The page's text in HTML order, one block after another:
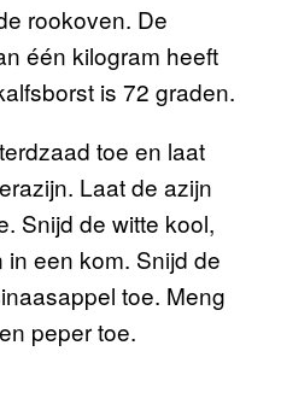
rookoven. De
één kilogram heeft
is 72 graden.
toe en laat
Laat de azijn
Snijd de witte kool,
een kom. Snijd de
toe. Meng
peper toe.